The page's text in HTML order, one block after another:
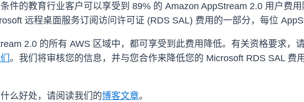
件的教育行业客户可以享受到 89% 的 Amazon AppStream 2.0 用户费
远程桌面服务订阅访问许可证 (RDS SAL) 费用的一部分，每位
2.0 的所有 AWS 区域中，都可享受到此费用降低。有关资格要求，
。我们将审核您的信息，并与您合作来降低您的 Microsoft RDS SAL 费
么好处，请阅读我们的博客文章。